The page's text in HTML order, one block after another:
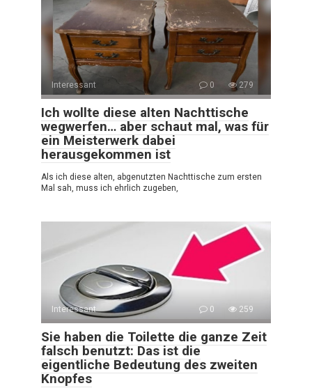
Interessant 0 279
Ich wollte diese alten Nachttische
wegwerfen… aber schaut mal, was für
ein Meisterwerk dabei
herausgekommen ist
Als ich diese alten, abgenutzten Nachttische zum ersten
Mal sah, muss ich ehrlich zugeben,
Interessant 0 259
Sie haben die Toilette die ganze Zeit
falsch benutzt: Das ist die
eigentliche Bedeutung des zweiten
Knopfes